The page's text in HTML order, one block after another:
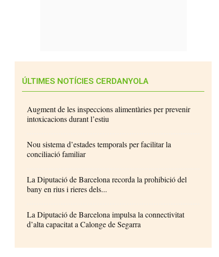
ÚLTIMES NOTÍCIES CERDANYOLA
Augment de les inspeccions alimentàries per prevenir
intoxicacions durant l’estiu
Nou sistema d’estades temporals per facilitar la
conciliació familiar
La Diputació de Barcelona recorda la prohibició del
bany en rius i rieres dels...
La Diputació de Barcelona impulsa la connectivitat
d’alta capacitat a Calonge de Segarra